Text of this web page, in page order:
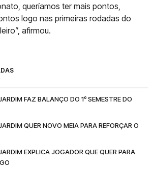
queríamos ter mais pontos,
logo nas primeiras rodadas do
afirmou.
FAZ BALANÇO DO 1º SEMESTRE DO
QUER NOVO MEIA PARA REFORÇAR O
EXPLICA JOGADOR QUE QUER PARA